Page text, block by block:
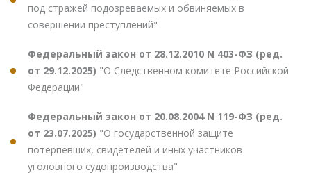
под стражей подозреваемых и обвиняемых в
совершении преступлений"
Федеральный закон от 28.12.2010 N 403-ФЗ (ред.
от 29.12.2025) "О Следственном комитете Российской
Федерации"
Федеральный закон от 20.08.2004 N 119-ФЗ (ред.
от 23.07.2025) "О государственной защите
потерпевших, свидетелей и иных участников
уголовного судопроизводства"